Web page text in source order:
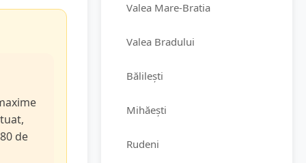
de
Valea Mare-Bratia
Valea Bradului
Bălilești
Mihăești
Rudeni